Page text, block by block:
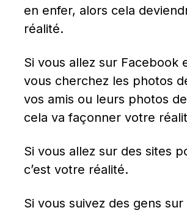
en enfer, alors cela
réalité.
Si vous allez sur Facebook
vous cherchez les photos
vos amis ou leurs photos
cela va façonner votre
Si vous allez sur des sites
c’est votre réalité.
Si vous suivez des gens